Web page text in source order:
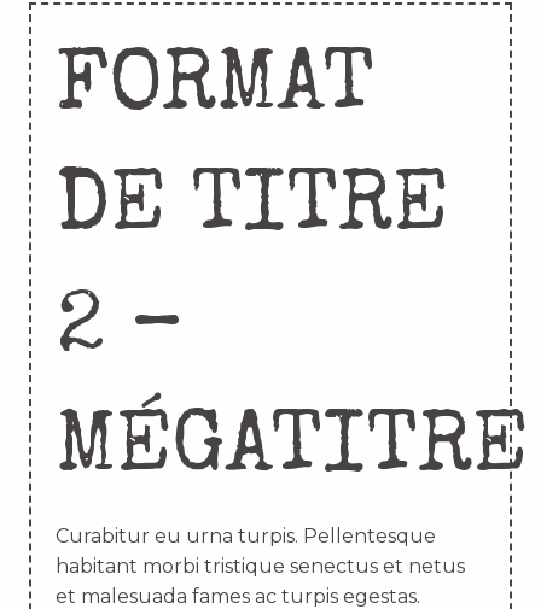
FORMAT
DE TITRE
2 –
MÉGATITRE
Curabitur eu urna turpis. Pellentesque
habitant morbi tristique senectus et netus
et malesuada fames ac turpis egestas.